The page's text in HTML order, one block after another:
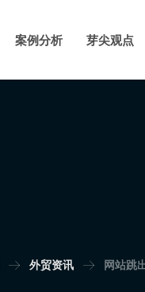
案例分析 芽尖观点
外贸资讯 网站跳